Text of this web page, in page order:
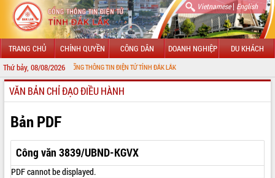
Vietnamese| English
TRANG CHỦ CHÍNH QUYỀN CÔNG DÂN DOANH NGHIỆP DU KHÁCH
Thứ bảy, 08/08/2026
ĐẾN VỚI CỔNG THÔNG TIN ĐIỆN TỬ TỈNH ĐẮK LẮK
GIỚI THIỆU
LÃNH ĐẠO UBND TỈNH
TIN TỨC SỰ KIỆN
SỞ, BAN, NGÀNH
VĂN BẢN CHỈ ĐẠO ĐIỀU HÀNH
Bản PDF
Công văn 3839/UBND-KGVX
PDF cannot be displayed.